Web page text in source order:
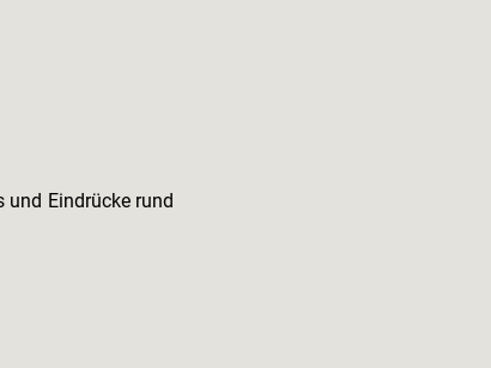
und Eindrücke rund